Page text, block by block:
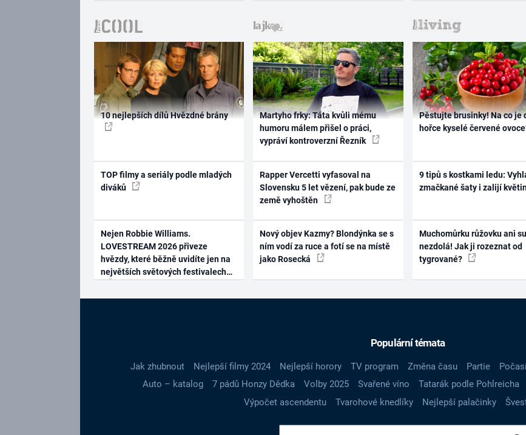
10 nejlepších dílů Hvězdné brány
TOP filmy a seriály podle mladých
diváků
Nejen Robbie Williams.
LOVESTREAM 2026 přiveze
hvězdy, které běžně uvidíte jen na
největších světových festivalech
Martyho frky: Táta kvůli mému
humoru málem přišel o práci,
vypráví kontroverzní Řezník
Rapper Vercetti vyfasoval na
Slovensku 5 let vězení, pak bude ze
země vyhoštěn
Nový objev Kazmy? Blondýnka se s
ním vodí za ruce a fotí se na místě
jako Rosecká
Pěstujte brusinky! Na co je
hořce kyselé červené
9 tipů s kostkami ledu:
zmačkané šaty i zalijí
Muchomůrku růžovku ani
nezdolá! Jak ji rozeznat od
tygrované?
Populární témata
Jak zhubnout Nejlepší filmy 2024 Nejlepší horory TV program Změna času Partie
Auto – katalog
7 pádů Honzy Dědka Volby 2025 Svařené víno Tatarák podle Pohlreicha
Výpočet ascendentu
Tvarohové knedlíky Nejlepší palačinky